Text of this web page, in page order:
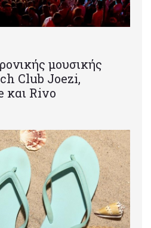
μουσικής
Club Joezi,
και Rivo